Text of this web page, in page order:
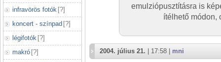
infravörös fotók [?]
koncert - színpad [?]
légifotók [?]
makró [?]
emulziópusztításra is
ítélhető módon,
2004. július 21. | 17:58 | mni